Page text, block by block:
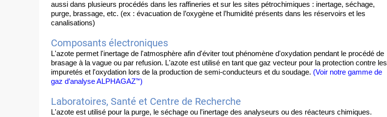
aussi dans plusieurs procédés dans les raffineries et sur les sites pétrochimiques : inertage, séchage,
purge, brassage, etc. (ex : évacuation de l’oxygène et l’humidité présents dans les réservoirs et les
canalisations)
Composants électroniques
L'azote permet l'inertage de l'atmosphère afin d'éviter tout phénomène d'oxydation pendant le procédé de
brasage à la vague ou par refusion. L'azote est utilisé en tant que gaz vecteur pour la protection contre les
impuretés et l'oxydation lors de la production de semi-conducteurs et du soudage. (Voir notre gamme de
gaz d’analyse ALPHAGAZ™)
Laboratoires, Santé et Centre de Recherche
L'azote est utilisé pour la purge, le séchage ou l'inertage des analyseurs ou des réacteurs chimiques.